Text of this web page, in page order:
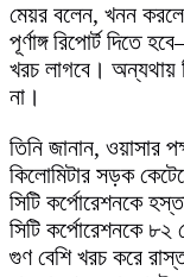
মেয়র বলেন, খনন
পূর্ণাঙ্গ রিপোর্ট দিতে
খরচ লাগবে। অন্যথায়
না।
তিনি জানান, ওয়াসার
কিলোমিটার সড়ক
সিটি কর্পোরেশনকে
সিটি কর্পোরেশনকে
গুণ বেশি খরচ করে